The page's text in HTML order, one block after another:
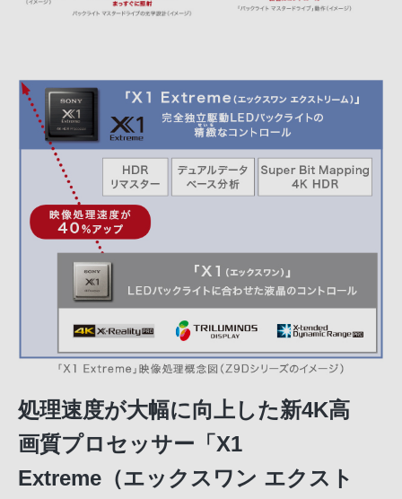
処理速度が大幅に向上した新4K高
画質プロセッサー「X1
Extreme（エックスワン エクスト